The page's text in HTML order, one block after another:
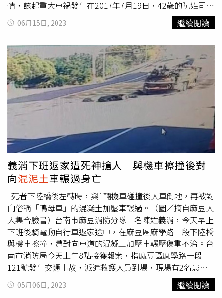
150萬賠償金，且住戶與承租戶一視同仁，此外1樓住戶因
還有地下室的淹水損失，賠償應以2戶計；不動產的賠償，
則以9月7日當時的市價為賠償基準。CTWANT於9月15日
「基泰啟示錄」專題，就曾揭露塌陷的25戶，屋齡超過40
年的老屋，近年歷經3建商上門談都更，但因住戶意見不一
整合失敗，住戶鄰里關係已留下矛盾。左先生認為，自救會
中一直有建商的暗樁在說服其他住戶，而他因意見不同，還
被踢出自救會群組；他也提供住戶間的LINE對話，揭露住
戶間猜疑、算計、惡搞、提告、影射等不堪。這場重建大
戲，不但有重災戶、建商，還有政治人物進場，儼然成了競
情，該起重大車禍發生在2017年7月19日，42歲的阮姓司機
駕駛混泥土 車從淡水出發，灌漿完後下山途中，行經仰德大
道3段、新安路口時，因剎車失靈，高速衝撞民宅，陸續撞
上多部汽、機車，釀成4人死亡、9人受傷，其中阮姓司機當
場喪命。檢方認為，陳父是混泥土車所屬工程行負責人陳美
蘭的父親，肇事車輛於2005年以二手購入，手煞車已遭拆
除，而且車輛限重15公噸，事故發生時已超載，無法讓車輛
達到減速作用，再加上當時處下坡路段的重力加速度等因
素，造成阮男無法正常駕駛車輛而失控，認定陳女、車輛維
修人員盧志宏與意外有因果關係，一審士林地方法院判處陳
女4年2月徒刑，盧男3年6月徒刑。二審台灣高等法院改判
陳女2年徒刑，緩刑5年，至於盧男維持原判。至於陳父先前
多次被檢方不起訴處分，案經台灣高等檢察署多次發回續
查。檢察官認為，陳父明知肇事車輛嚴重超載、手煞車系統
無法作用，若行駛上路將有發生交通事故的風險，仍指派阮
男駕車執行灌漿作業，導致本件事故發生，去年將他依《過
失致死罪》起訴。不過，陳父開庭時聲稱，表示他只是偶爾
幫忙打電話，在公司並無職務，並非實際負責人。士林地院
審酌，陳木為陳美蘭之父，平時代為打電話通知司機出車，
無悖於社會常理，檢方提出的證據，難認陳父就是實際負責
人，或有參與公司營運，需對意外負責，判陳木無罪，可上
訴。
06月15日, 2023 繼續閱讀
義消下班返家遭死神搶人 與機車擦撞後對
向混泥土車輾過身亡
死者下陸橋後左轉時，與1輛機車碰撞後人車倒地，再被對
向俗稱「鴨母車」的混凝土加壓車輾過。（圖／摘自麻豆人
大集合臉書）台南市麻豆消防分隊一名陳姓義消，今天早上
下班後騎電動自行車返家途中，在麻豆區麻學路一段下陸橋
與機車擦撞，遭對向車道的混凝土加壓車輾壓傷重不治。台
南市消防局今天上午8點接獲報案，指麻豆區麻學路一段
121號發生交通事故，派遣救護人員到場，現場有2名患
者，一名男子全身擦傷；另一名男子頭顱破裂、腦漿四溢躺
臥在路上，明顯死亡。死者陳男是麻豆義消副小隊長，平時
05月06日, 2023 繼續閱讀